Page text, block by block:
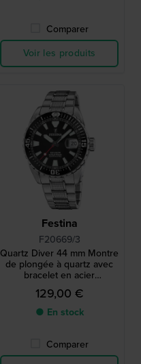
Comparer
Voir les produits
Festina
F20669/3
Quartz Diver 44 mm Montre
de plongée à quartz avec
bracelet en acier
inoxydable.
129,00 €
● En stock
Comparer